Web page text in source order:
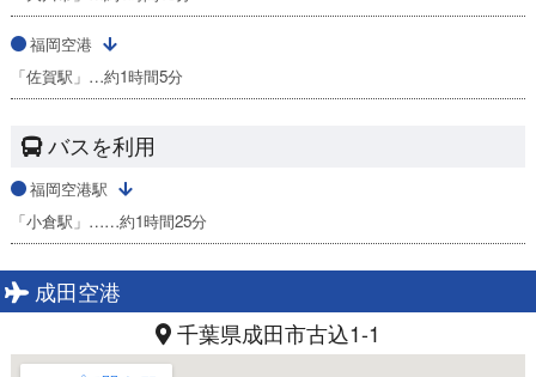
福岡空港
「佐賀駅」…約1時間5分
バスを利用
福岡空港駅
「小倉駅」……約1時間25分
成田空港
千葉県成田市古込1-1